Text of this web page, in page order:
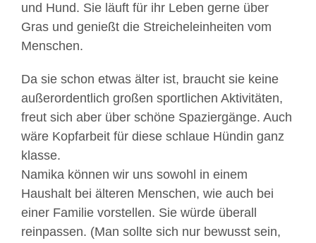
und Hund. Sie läuft für ihr Leben gerne über
Gras und genießt die Streicheleinheiten vom
Menschen.
Da sie schon etwas älter ist, braucht sie keine
außerordentlich großen sportlichen Aktivitäten,
freut sich aber über schöne Spaziergänge. Auch
wäre Kopfarbeit für diese schlaue Hündin ganz
klasse.
Namika können wir uns sowohl in einem
Haushalt bei älteren Menschen, wie auch bei
einer Familie vorstellen. Sie würde überall
reinpassen. (Man sollte sich nur bewusst sein,